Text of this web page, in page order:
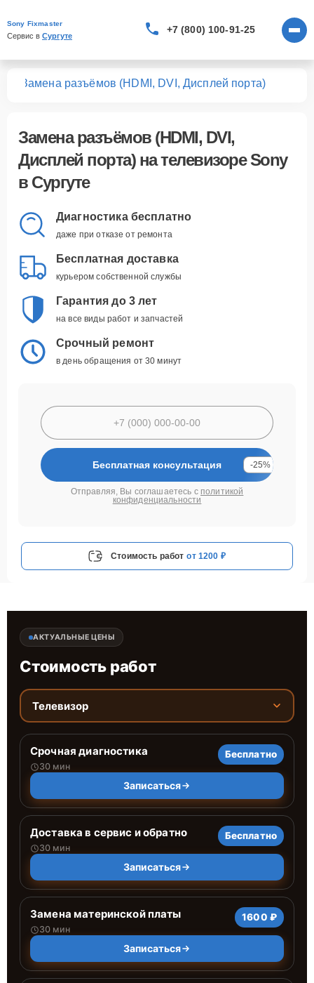
Sony Fixmaster
Сервис в Сургуте
+7 (800) 100-91-25
Замена разъёмов (HDMI, DVI, Дисплей порта)
Замена разъёмов (HDMI, DVI,
Дисплей порта)на телевизоре Sony
в Сургуте
Диагностика бесплатно
даже при отказе от ремонта
Бесплатная доставка
курьером собственной службы
Гарантия до 3 лет
на все виды работ и запчастей
Срочный ремонт
в день обращения от 30 минут
Бесплатная консультация -25%
Отправляя, Вы соглашаетесь с политикой
конфиденциальности
Стоимость работ от 1200 ₽
АКТУАЛЬНЫЕ ЦЕНЫ
Стоимость работ
Телевизор
Срочная диагностика
30 мин
Бесплатно
Записаться
Доставка в сервис и обратно
30 мин
Бесплатно
Записаться
Замена материнской платы
30 мин
1600 ₽
Записаться